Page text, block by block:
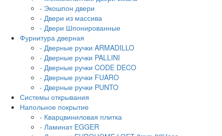
- Экошпон двери
- Двери из массива
- Двери Шпонированные
Фурнитура дверная
- Дверные ручки ARMADILLO
- Дверные ручки PALLINI
- Дверные ручки CODE DECO
- Дверные ручки FUARO
- Дверные ручки PUNTO
Системы открывания
Напольное покрытие
- Кварцвиниловая плитка
- Ламинат EGGER